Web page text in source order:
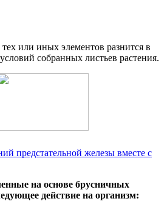
или иных элементов разнится в
собранных листьев растения.
предстательной железы вместе с
на основе брусничных
действие на организм: